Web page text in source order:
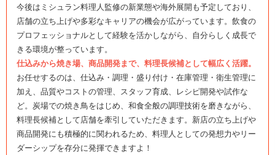
今後はミシュラン料理人監修の新業態や海外展開も予定しており、
店舗の立ち上げや多彩なキャリアの機会が広がっています。飲食の
プロフェッショナルとして経験を活かしながら、自分らしく成長で
きる環境が整っています。
仕込みから焼き場、商品開発まで、料理長候補として幅広く活躍。
お任せするのは、仕込み・調理・盛り付け・在庫管理・衛生管理に
加え、品質やコストの管理、スタッフ育成、レシピ開発や試作な
ど。炭場での焼き鳥をはじめ、和食全般の調理技術を磨きながら、
料理長候補として店舗を牽引していただきます。新店の立ち上げや
商品開発にも積極的に関われるため、料理人としての発想力やリー
ダーシップを存分に発揮できますよ！